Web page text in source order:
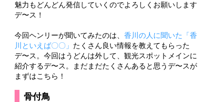
魅力もどんどん発信していくのでよろしくお願いします
デ〜ス！
今回ヘンリーが聞いてみたのは、 香川の人に聞いた「香
川といえば〇〇」 たくさん良い情報を教えてもらった
デ〜ス。今回はうどんは外して、観光スポットメインに
紹介するデ〜ス。まだまだたくさんあると思うデ〜スが
まずはこちら！
骨付鳥